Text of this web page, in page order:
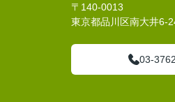
〒140-0013
東京都品川区南大井6-
03-